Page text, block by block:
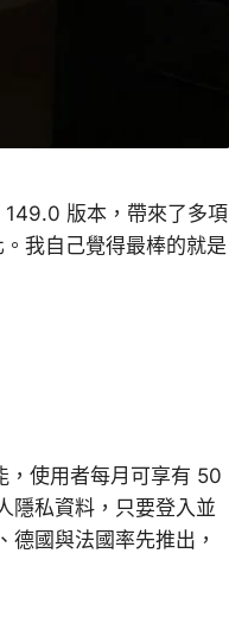
版本，帶來了多項
我自己覺得最棒的就是
使用者每月可享有 50
隱私資料，只要登入並
國與法國率先推出，